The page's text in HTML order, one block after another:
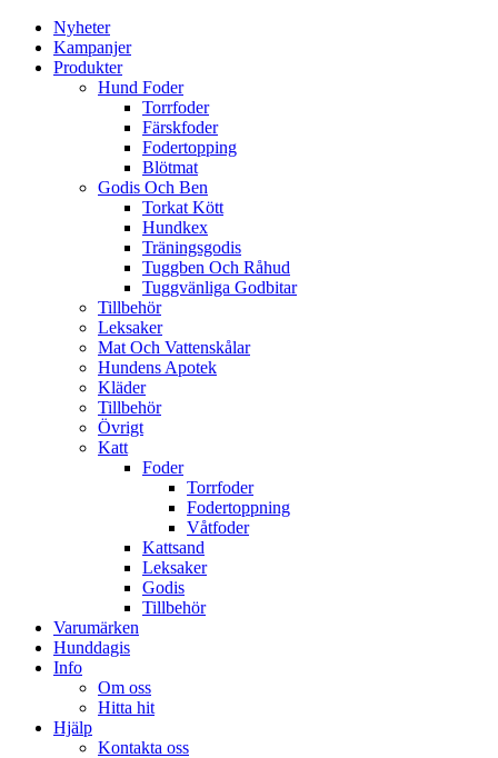
Nyheter
Kampanjer
Produkter
Hund Foder
Torrfoder
Färskfoder
Fodertopping
Blötmat
Godis Och Ben
Torkat Kött
Hundkex
Träningsgodis
Tuggben Och Råhud
Tuggvänliga Godbitar
Tillbehör
Leksaker
Mat Och Vattenskålar
Hundens Apotek
Kläder
Tillbehör
Övrigt
Katt
Foder
Torrfoder
Fodertoppning
Våtfoder
Kattsand
Leksaker
Godis
Tillbehör
Varumärken
Hunddagis
Info
Om oss
Hitta hit
Hjälp
Kontakta oss